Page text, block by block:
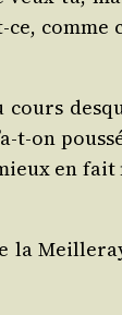
comme
cours
on
en
la